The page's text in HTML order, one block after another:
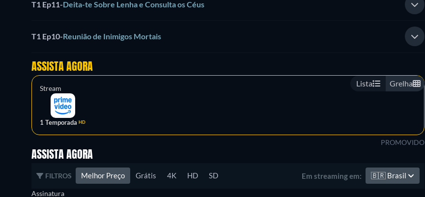
T1 Ep11-Deita-te Sobre Lenha e Consulta os Céus
T1 Ep10-Reunião de Inimigos Mortais
Lista Grelha
ASSISTA AGORA
Stream
1 Temporada HD
PROMOVIDO
ASSISTA AGORA
FILTROS Melhor Preço Grátis 4K HD SD Em streaming em: 🇧🇷 Brasil
Assinatura